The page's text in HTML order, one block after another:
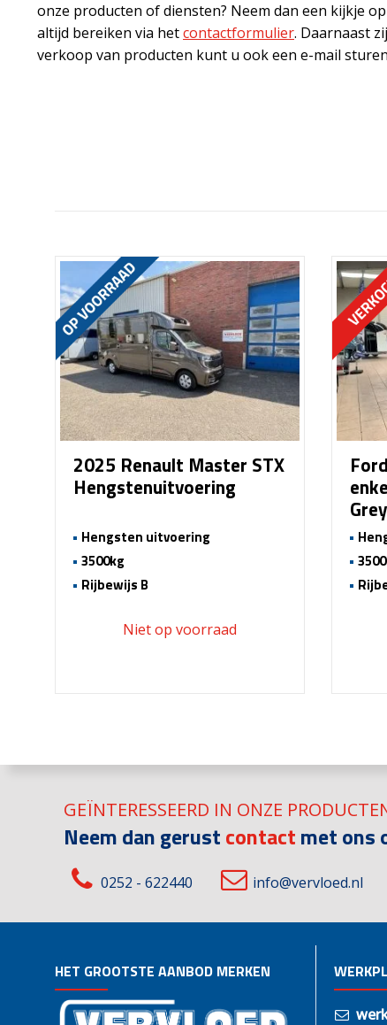
onze producten of diensten? Neem dan een kijkje
altijd bereiken via hetcontactformulier. Daarnaast
verkoop van producten kunt u ook een e-mail
2025 Renault Master STX
Hengstenuitvoering
Hengsten uitvoering
3500kg
Rijbewijs B
GEÏNTERESSEERD IN ONZE
Neem dan gerustcontactmet ons
0252 - 622440 info@vervloed.nl
HET GROOTSTE AANBOD MERKEN